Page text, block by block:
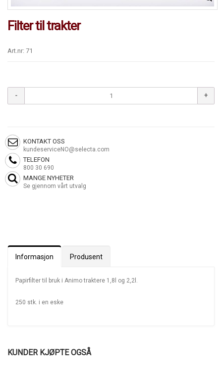
Filter til trakter
Art.nr: 71
KONTAKT OSS
kundeserviceNO@selecta.com
TELEFON
800 30 690
MANGE NYHETER
Se gjennom vårt utvalg
Informasjon Produsent
Papirfilter til bruk i Animo traktere 1,8l og 2,2l.
250 stk. i en eske
KUNDER KJØPTE OGSÅ